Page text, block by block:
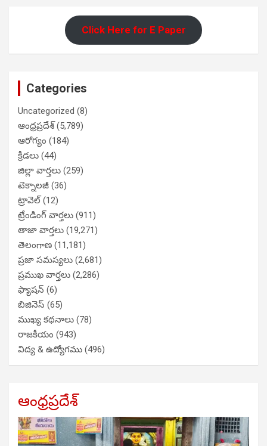
Click Here for E Paper
Categories
Uncategorized (8)
ఆంధ్రప్రదేశ్(5,789)
ఆరోగ్యం (184)
క్రీడలు (44)
జిల్లా వార్తలు (259)
టెక్నాలజీ (36)
ట్రావెల్(12)
ట్రేండింగ్ వార్తలు (911)
తాజా వార్తలు (19,271)
తెలంగాణ (11,181)
ప్రజా సమస్యలు (2,681)
ప్రముఖ వార్తలు (2,286)
ఫ్యాషన్ (6)
బిజినెస్ (65)
ముఖ్య కథనాలు (78)
రాజకీయం (943)
విద్య & ఉద్యోగము (496)
ఆంధ్రప్రదేశ్